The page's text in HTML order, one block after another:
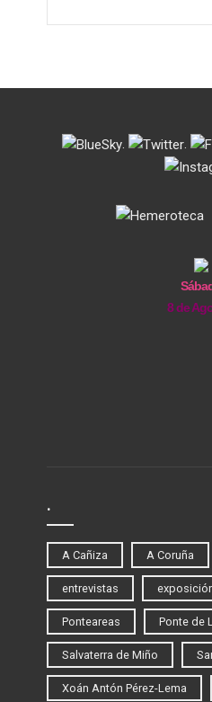
. .
8 de
.
A Cañiza A Coruña
entrevistas
Ponteareas Ponte de
Salvaterra de Miño
Xoán Antón Pérez-Lema